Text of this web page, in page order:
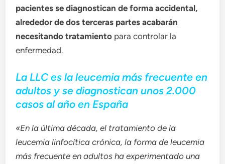
pacientes se diagnostican de forma accidental,
alrededor de dos terceras partes acabarán
necesitando tratamiento para controlar la
enfermedad.
La LLC es la leucemia más frecuente en
adultos y se diagnostican unos 2.000
casos al año en España
«En la última década, el tratamiento de la
leucemia linfocítica crónica, la forma de leucemia
más frecuente en adultos ha experimentado una